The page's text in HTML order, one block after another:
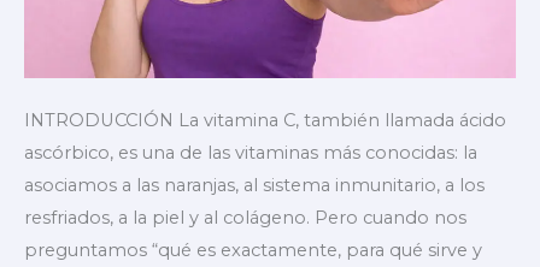
INTRODUCCIÓN La vitamina C, también llamada ácido
ascórbico, es una de las vitaminas más conocidas: la
asociamos a las naranjas, al sistema inmunitario, a los
resfriados, a la piel y al colágeno. Pero cuando nos
preguntamos “qué es exactamente, para qué sirve y